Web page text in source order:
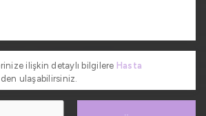
ilişkin detaylı bilgilere Hasta
ulaşabilirsiniz.